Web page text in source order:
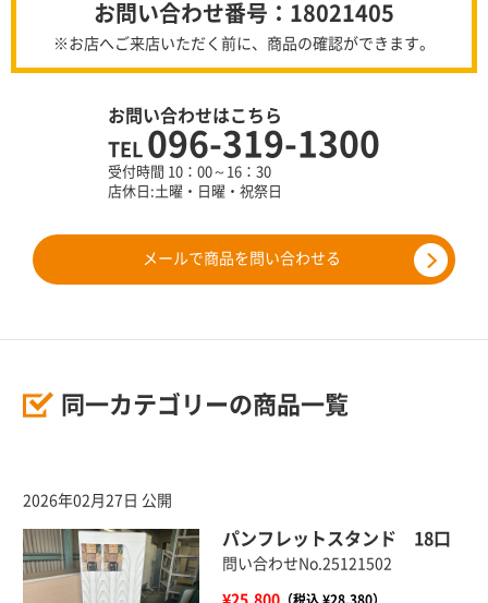
お問い合わせ番号：18021405
※お店へご来店いただく前に、商品の確認ができます。
お問い合わせはこちら
TEL 096-319-1300
受付時間 10：00～16：30
店休日:土曜・日曜・祝祭日
メールで商品を問い合わせる
同一カテゴリーの商品一覧
2026年02月27日 公開
パンフレットスタンド 18口
問い合わせNo.25121502
（税込 ¥28,380）